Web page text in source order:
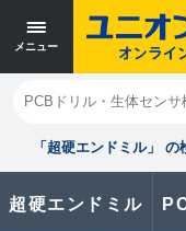
メニュー
「超硬エンドミル」 の
超硬エンドミル
閉じる
お気に入り